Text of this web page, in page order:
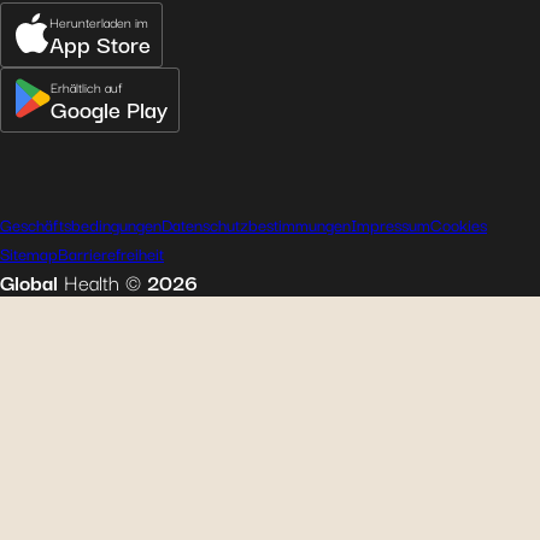
Herunterladen im
App Store
Erhältlich auf
Google Play
Global Health ©2026
GeschäftsbedingungenDatenschutzbestimmungenImpressumCookies
SitemapBarrierefreiheit